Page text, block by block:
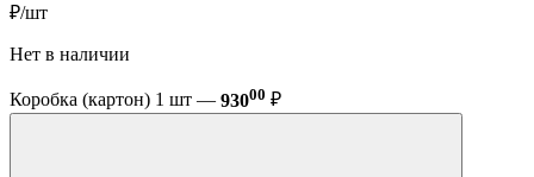
₽/шт
Нет в наличии
Коробка (картон) 1 шт — 93000 ₽